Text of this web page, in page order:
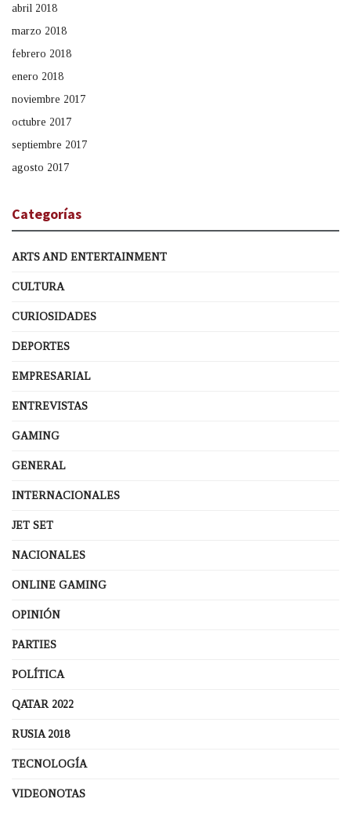
abril 2018
marzo 2018
febrero 2018
enero 2018
noviembre 2017
octubre 2017
septiembre 2017
agosto 2017
Categorías
ARTS AND ENTERTAINMENT
CULTURA
CURIOSIDADES
DEPORTES
EMPRESARIAL
ENTREVISTAS
GAMING
GENERAL
INTERNACIONALES
JET SET
NACIONALES
ONLINE GAMING
OPINIÓN
PARTIES
POLÍTICA
QATAR 2022
RUSIA 2018
TECNOLOGÍA
VIDEONOTAS